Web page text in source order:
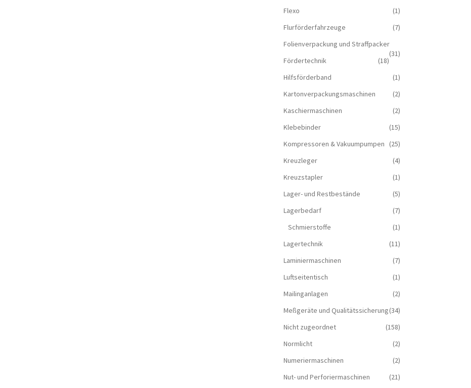
Flexo
(1)
Flurförderfahrzeuge
(7)
Folienverpackung und Straffpacker
(31)
Fördertechnik
(18)
Hilfsförderband
(1)
Kartonverpackungsmaschinen
(2)
Kaschiermaschinen
(2)
Klebebinder
(15)
Kompressoren & Vakuum­pumpen
(25)
Kreuzleger
(4)
Kreuzstapler
(1)
Lager- und Restbestände
(5)
Lagerbedarf
(7)
Schmierstoffe
(1)
Lagertechnik
(11)
Laminiermaschinen
(7)
Luftseitentisch
(1)
Mailinganlagen
(2)
Meßgeräte und Qualitätssicherung(34)
Nicht zugeordnet
(158)
Normlicht
(2)
Numeriermaschinen
(2)
Nut- und Perforiermaschinen
(21)